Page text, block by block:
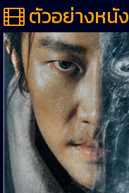
ตัวอย่างหนัง